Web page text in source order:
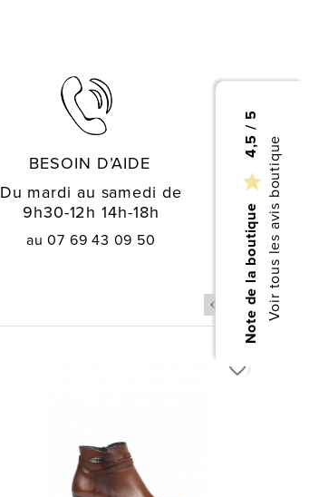
Note de la boutique

4,5 / 5
Voir tous les avis boutique
BESOIN D’AIDE
Du mardi au samedi de
9h30-12h 14h-18h
au 07 69 43 09 50
favorite_border